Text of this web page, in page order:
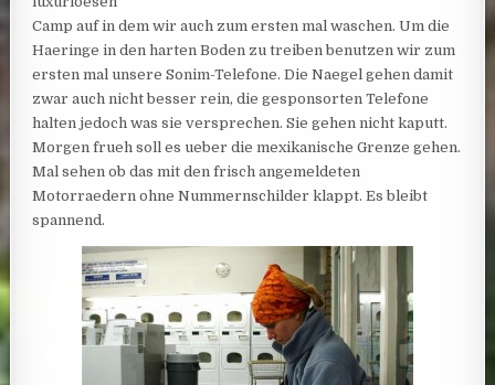
Camp auf in dem wir auch zum ersten mal waschen. Um die
Haeringe in den harten Boden zu treiben benutzen wir zum
ersten mal unsere Sonim-Telefone. Die Naegel gehen damit
zwar auch nicht besser rein, die gesponsorten Telefone
halten jedoch was sie versprechen. Sie gehen nicht kaputt.
Morgen frueh soll es ueber die mexikanische Grenze gehen.
Mal sehen ob das mit den frisch angemeldeten
Motorraedern ohne Nummernschilder klappt. Es bleibt
spannend.